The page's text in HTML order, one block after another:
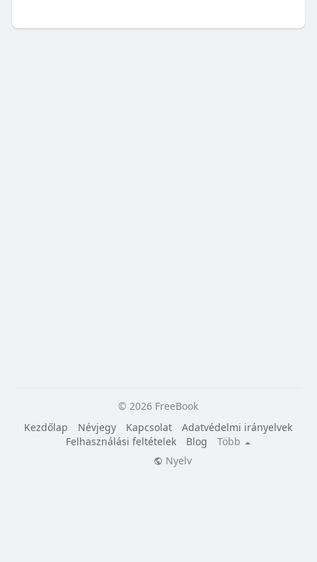
© 2026 FreeBook
Kezdőlap
Névjegy Kapcsolat
Adatvédelmi irányelvek
Felhasználási feltételek
Blog
Több
Nyelv